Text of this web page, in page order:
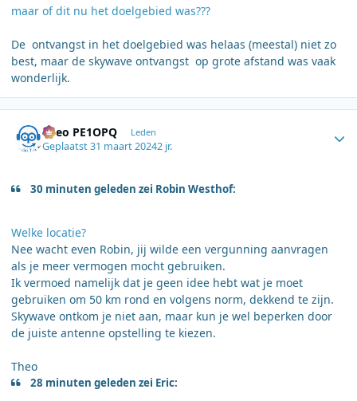
maar of dit nu het doelgebied was???
De ontvangst in het doelgebied was helaas (meestal) niet zo
best, maar de skywave ontvangst op grote afstand was vaak
wonderlijk.
Theo PE1OPQ Leden
Geplaatst31 maart 20242 jr.
30 minuten geleden zei Robin Westhof:
Welke locatie?
Nee wacht even Robin, jij wilde een vergunning aanvragen
als je meer vermogen mocht gebruiken.
Ik vermoed namelijk dat je geen idee hebt wat je moet
gebruiken om 50 km rond en volgens norm, dekkend te zijn.
Skywave ontkom je niet aan, maar kun je wel beperken door
de juiste antenne opstelling te kiezen.
Theo
28 minuten geleden zei Eric: